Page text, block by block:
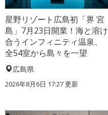
星野リゾート広島初「界 宮
島」7月23日開業！海と溶け
合うインフィニティ温泉、
全54室から島々を一望
広島県
2026年8月6日 17:27更新